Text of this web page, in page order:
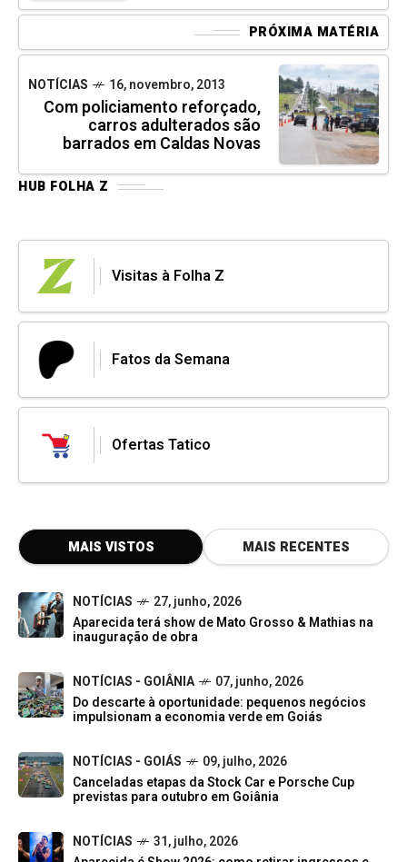
PRÓXIMA MATÉRIA
NOTÍCIAS 16, novembro, 2013
Com policiamento reforçado,
carros adulterados são
barrados em Caldas Novas
HUB FOLHA Z
Visitas à Folha Z
Fatos da Semana
Ofertas Tatico
MAIS VISTOS MAIS RECENTES
NOTÍCIAS
27, junho, 2026
Aparecida terá show de Mato Grosso & Mathias na
inauguração de obra
NOTÍCIAS - GOIÂNIA
07, junho, 2026
Do descarte à oportunidade: pequenos negócios
impulsionam a economia verde em Goiás
NOTÍCIAS - GOIÁS
09, julho, 2026
Canceladas etapas da Stock Car e Porsche Cup
previstas para outubro em Goiânia
NOTÍCIAS
31, julho, 2026